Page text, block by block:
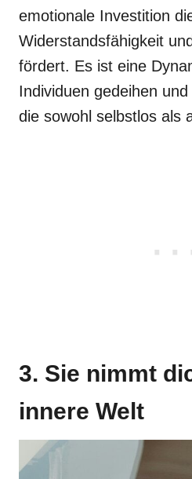
emotionale Investition
Widerstandsfähigkeit
fördert. Es ist eine
Individuen gedeihen
die sowohl selbstlos als
3. Sie nimmt
innere Welt